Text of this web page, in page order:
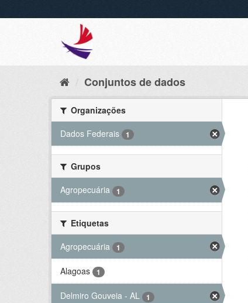
Conjuntos de dados
Organizações
Dados Federais
1
Grupos
Agropecuária
1
Etiquetas
Agropecuária
1
Alagoas 1
Delmiro Gouveia - AL 1